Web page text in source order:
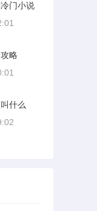
门小说
略
什么